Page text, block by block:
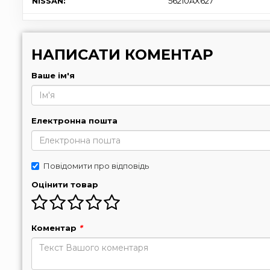
НАПИСАТИ КОМЕНТАР
Ваше ім'я
Електронна пошта
Повідомити про відповідь
Оцінити товар
Коментар *